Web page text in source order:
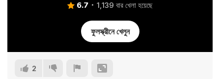
6.7 1,139 বার খেলা হয়েছে
ফুলস্ক্রীনে খেলুন
2